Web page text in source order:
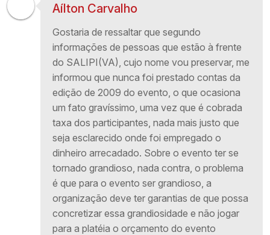
Aílton Carvalho
Gostaria de ressaltar que segundo
informações de pessoas que estão à frente
do SALIPI(VA), cujo nome vou preservar, me
informou que nunca foi prestado contas da
edição de 2009 do evento, o que ocasiona
um fato gravíssimo, uma vez que é cobrada
taxa dos participantes, nada mais justo que
seja esclarecido onde foi empregado o
dinheiro arrecadado. Sobre o evento ter se
tornado grandioso, nada contra, o problema
é que para o evento ser grandioso, a
organização deve ter garantias de que possa
concretizar essa grandiosidade e não jogar
para a platéia o orçamento do evento